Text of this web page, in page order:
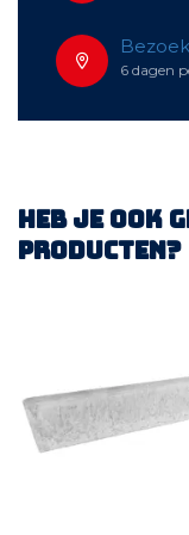
6 dagen
Heb je ook
producten?